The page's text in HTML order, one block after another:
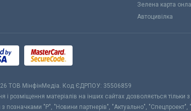
Зелена карта
Автоцивілка
ТОВ МiнфiнМедiа. Код ЄДРПОУ: 35506859
і розміщення матеріалів на інших сайтах дозволяється
з позначками "Р", "Новини партнерів", "Актуально",